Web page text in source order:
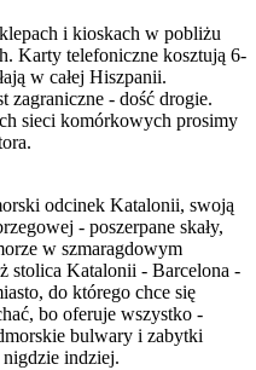
i kioskach w pobliżu
Karty telefoniczne kosztują 6-
w całej Hiszpanii.
zagraniczne - dość drogie.
sieci komórkowych prosimy
odcinek Katalonii, swoją
- poszerpane skały,
w szmaragdowym
stolica Katalonii - Barcelona -
do którego chce się
bo oferuje wszystko -
bulwary i zabytki
indziej.